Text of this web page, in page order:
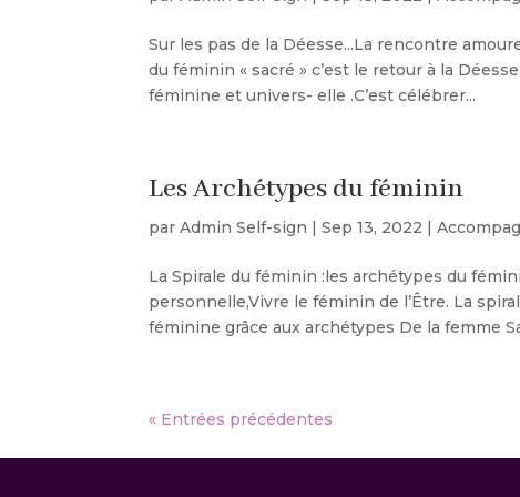
Sur les pas de la Déesse...La rencontre
du féminin « sacré » c’est le retour à la
féminine et univers- elle .C’est célébrer...
Les Archétypes du féminin
parAdmin Self-sign |Sep 13, 2022 |
La Spirale du féminin :les archétypes du
personnelle,Vivre le féminin de l’Être. La
féminine grâce aux archétypes De la femme
« Entrées précédentes